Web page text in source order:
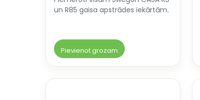
un R85 gaisa apstrādes iekārtām.
Pievienot grozam